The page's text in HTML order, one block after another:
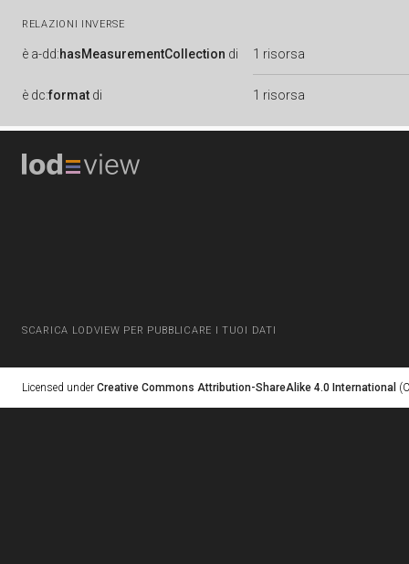
RELAZIONI INVERSE
è a-dd:hasMeasurementCollection di 1 risorsa
è dc:format di 1 risorsa
SCARICA LODVIEW PER PUBBLICARE I TUOI DATI
Licensed under Creative Commons Attribution-ShareAlike 4.0 International